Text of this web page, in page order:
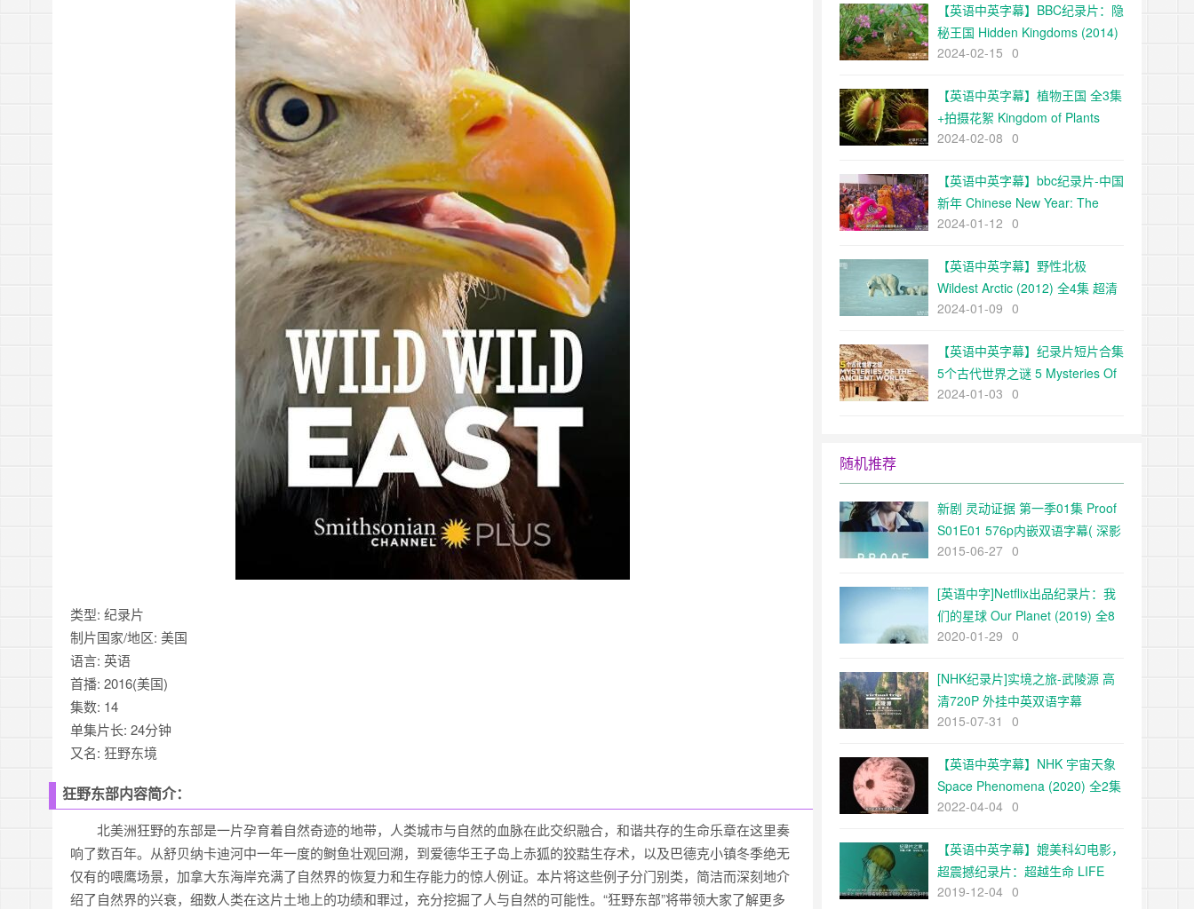
类型: 纪录片
制片国家/地区: 美国
语言: 英语
首播: 2016(美国)
集数: 14
单集片长: 24分钟
又名: 狂野东境
狂野东部内容简介：
北美洲狂野的东部是一片孕育着自然奇迹的地带，人类城市与自然的血脉在此交织融合，和谐共存的生命乐章在这里奏
响了数百年。从舒贝纳卡迪河中一年一度的鲥鱼壮观回溯，到爱德华王子岛上赤狐的狡黠生存术，以及巴德克小镇冬季绝无
仅有的喂鹰场景，加拿大东海岸充满了自然界的恢复力和生存能力的惊人例证。本片将这些例子分门别类，简洁而深刻地介
绍了自然界的兴衰，细数人类在这片土地上的功绩和罪过，充分挖掘了人与自然的可能性。“狂野东部”将带领大家了解更多
【英语中英字幕】BBC纪录片：隐
秘王国 Hidden Kingdoms (2014)
全3集+电影版 Hidden
2024-02-15 0
【英语中英字幕】植物王国 全3集
+拍摄花絮 Kingdom of Plants
with David Attenborough 高清
2024-02-08 0
【英语中英字幕】bbc纪录片-中国
新年 Chinese New Year: The
Biggest Celebration on Earth
2024-01-12 0
【英语中英字幕】野性北极
Wildest Arctic (2012) 全4集 超清
720P下载
2024-01-09 0
【英语中英字幕】纪录片短片合集
5个古代世界之谜 5 Mysteries Of
The Ancient World超清1080p下
2024-01-03 0
随机推荐
新剧 灵动证据 第一季01集 Proof
S01E01 576p内嵌双语字幕( 深影
字幕组 )
2015-06-27 0
[英语中字]Netflix出品纪录片：我
们的星球 Our Planet (2019) 全8
集 1080P
2020-01-29 0
[NHK纪录片]实境之旅-武陵源 高
清720P 外挂中英双语字幕
2015-07-31
0
【英语中英字幕】NHK 宇宙天象
Space Phenomena (2020) 全2集
高清1080P
2022-04-04 0
【英语中英字幕】媲美科幻电影，
超震撼纪录片：超越生命 LIFE
BEYOND 全1集 高清720P
2019-12-04 0